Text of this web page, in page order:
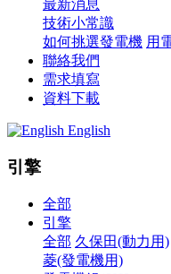
最新消息
技術小常識
如何挑選發電機 用
聯絡我們
需求填寫
資料下載
English
引擎
全部
引擎
全部 久保田(動力用)
菱(發電機用)